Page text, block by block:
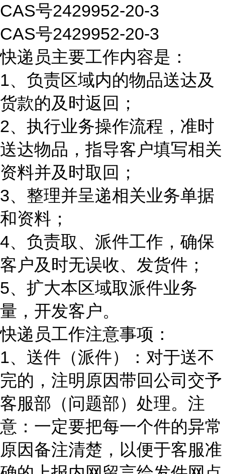
CAS号2429952-20-3
CAS号2429952-20-3
快递员主要工作内容是：
1、负责区域内的物品送达及
货款的及时返回；
2、执行业务操作流程，准时
送达物品，指导客户填写相关
资料并及时取回；
3、整理并呈递相关业务单据
和资料；
4、负责取、派件工作，确保
客户及时无误收、发货件；
5、扩大本区域取派件业务
量，开发客户。
快递员工作注意事项：
1、送件（派件）：对于送不
完的，注明原因带回公司交予
客服部（问题部）处理。注
意：一定要把每一个件的异常
原因备注清楚，以便于客服准